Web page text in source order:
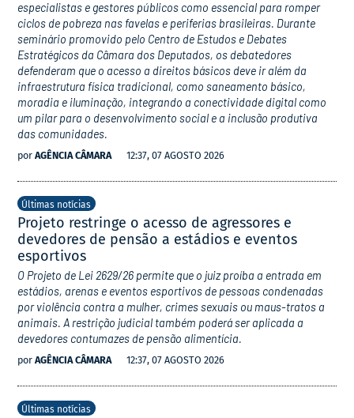
especialistas e gestores públicos como essencial para romper
ciclos de pobreza nas favelas e periferias brasileiras. Durante
seminário promovido pelo Centro de Estudos e Debates
Estratégicos da Câmara dos Deputados, os debatedores
defenderam que o acesso a direitos básicos deve ir além da
infraestrutura física tradicional, como saneamento básico,
moradia e iluminação, integrando a conectividade digital como
um pilar para o desenvolvimento social e a inclusão produtiva
das comunidades.
por AGÊNCIA CÂMARA 12:37, 07 AGOSTO 2026
Últimas notícias
Projeto restringe o acesso de agressores e
devedores de pensão a estádios e eventos
esportivos
O Projeto de Lei 2629/26 permite que o juiz proíba a entrada em
estádios, arenas e eventos esportivos de pessoas condenadas
por violência contra a mulher, crimes sexuais ou maus-tratos a
animais. A restrição judicial também poderá ser aplicada a
devedores contumazes de pensão alimentícia.
por AGÊNCIA CÂMARA 12:37, 07 AGOSTO 2026
Últimas notícias